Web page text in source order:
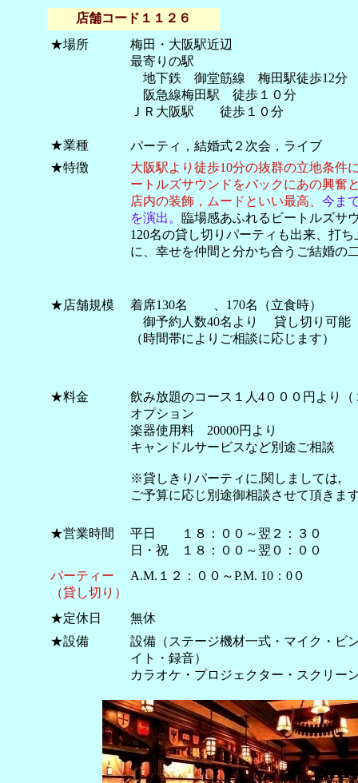
店舗コード １１２６
★場所
梅田・大阪駅近辺
最寄りの駅
地下鉄 御堂筋線 梅田駅徒歩12分
阪急線梅田駅 徒歩１０分
ＪＲ大阪駅 徒歩１０分
★業種
パーティ，結婚式２次会，ライブ
★特徴
大阪駅より徒歩10分の抜群の立地条件
ートルズサウンドをバックにあの興奮
店内の装飾，ムードといい最高、 今ま
を演出。 臨場感あふれるビートルズサ
120名の貸し切りパーティも出来、打
に、幸せを仲間と分かち合うご結婚の
★店舗規模
着席130名 、170名（立食時）
御予約人数40名より 貸し切り可能
（時間帯によりご相談に応じます）
★料金
飲み放題のコース１人4０００円より（
オプション
楽器使用料 20000円より
キャンドルサービスなど別途ご相談
※貸しきりパーティに,関しましては,
ご予算に応じ別途御相談させて頂きま
★営業時間
平日 １８：００～翌２：３０
日・祝 １８：００～翌０：００
パーティー
（貸し切り）
A.M.１２：００～P.M. 10：0０
★定休日
無休
★設備
設備（ステージ機材一式・マイク・ビ
イト・録音）
カラオケ・プロジェクター・スクリー